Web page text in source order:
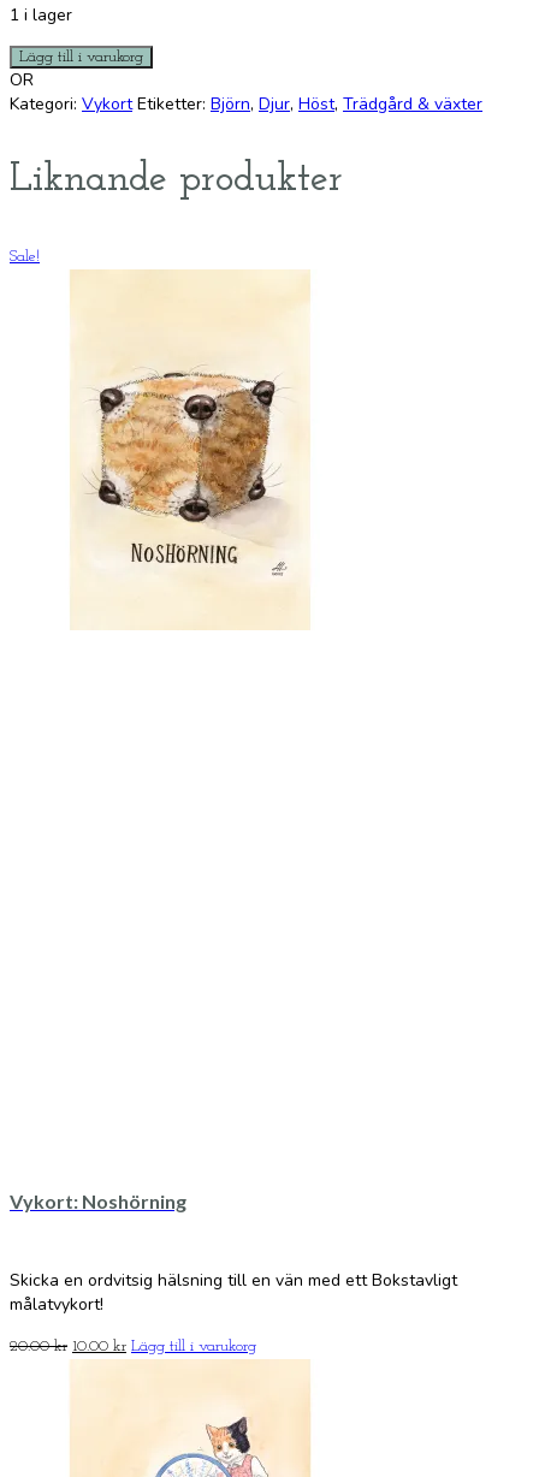
1 i lager
Vykort:
Björnmossa
mängd
Lägg till i varukorg
OR
Kategori: Vykort Etiketter: Björn, Djur, Höst, Trädgård & växter
Liknande produkter
Sale!
Vykort: Noshörning
Skicka en ordvitsig hälsning till en vän med ett Bokstavligt
målatvykort!
20.00kr Det
10.00 krDet
Lägg till i varukorg